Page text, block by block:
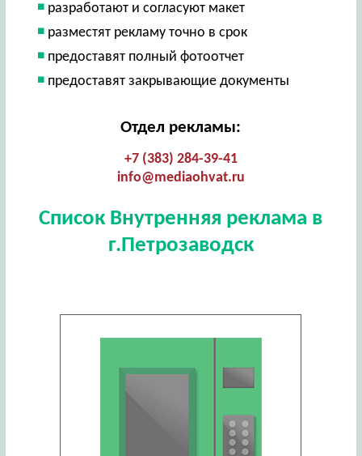
разработают и согласуют макет
разместят рекламу точно в срок
предоставят полный фотоотчет
предоставят закрывающие документы
Отдел рекламы:
+7 (383) 284-39-41
info@mediaohvat.ru
Список Внутренняя реклама в
г.Петрозаводск